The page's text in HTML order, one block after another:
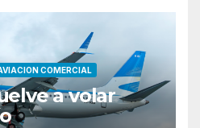
COMERCIAL
a volar